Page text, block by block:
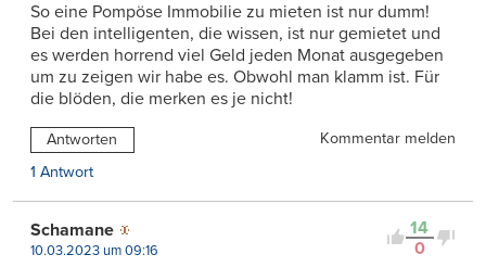
So eine Pompöse Immobilie zu mieten ist nur dumm!
Bei den intelligenten, die wissen, ist nur gemietet und
es werden horrend viel Geld jeden Monat ausgegeben
um zu zeigen wir habe es. Obwohl man klamm ist. Für
die blöden, die merken es je nicht!
Antworten
Kommentar melden
1 Antwort
14
0
Schamane
10.03.2023 um 09:16